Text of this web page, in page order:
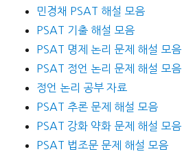
민경채 PSAT 해설 모음
PSAT 기출 해설 모음
PSAT 명제 논리 문제 해설 모음
PSAT 정언 논리 문제 해설 모음
정언 논리 공부 자료
PSAT 추론 문제 해설 모음
PSAT 강화 약화 문제 해설 모음
PSAT 법조문 문제 해설 모음